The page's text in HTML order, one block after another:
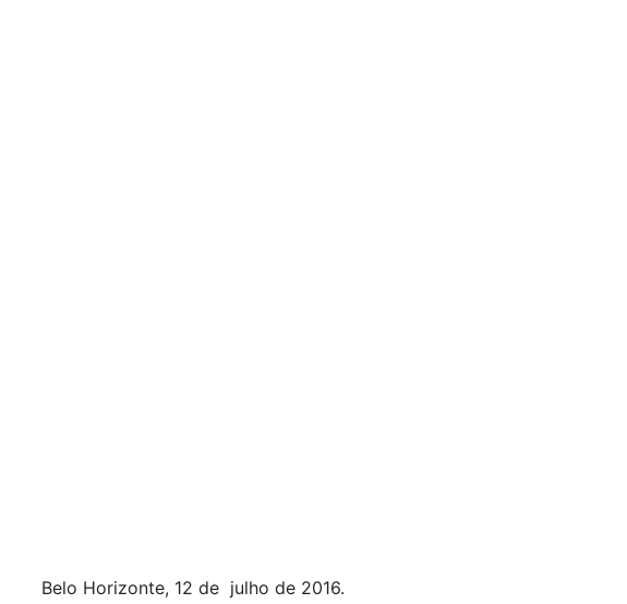
Belo Horizonte, 12 de julho de 2016.